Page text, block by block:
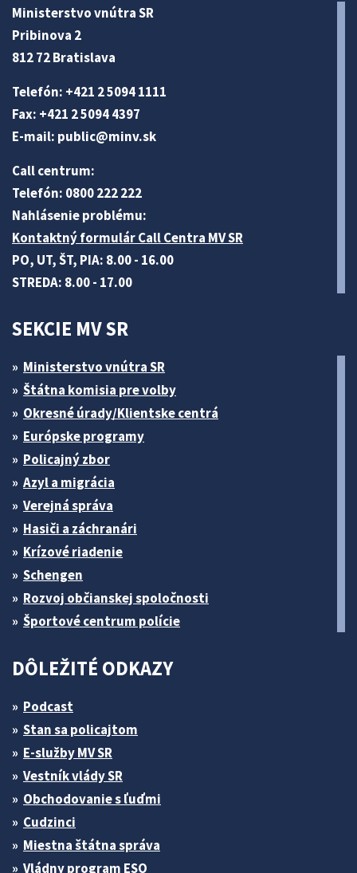
Ministerstvo vnútra SR
Pribinova 2
812 72 Bratislava
Telefón: +421 2 5094 1111
Fax: +421 2 5094 4397
E-mail: public@minv.sk
Call centrum:
Telefón: 0800 222 222
Nahlásenie problému:
Kontaktný formulár Call Centra MV SR
PO, UT, ŠT, PIA: 8.00 - 16.00
STREDA: 8.00 - 17.00
SEKCIE MV SR
Ministerstvo vnútra SR
Štátna komisia pre volby
Okresné úrady/Klientske centrá
Európske programy
Policajný zbor
Azyl a migrácia
Verejná správa
Hasiči a záchranári
Krízové riadenie
Schengen
Rozvoj občianskej spoločnosti
Športové centrum polície
DÔLEŽITÉ ODKAZY
Podcast
Stan sa policajtom
E-služby MV SR
Vestník vlády SR
Obchodovanie s ľuďmi
Cudzinci
Miestna štátna správa
Vládny program ESO